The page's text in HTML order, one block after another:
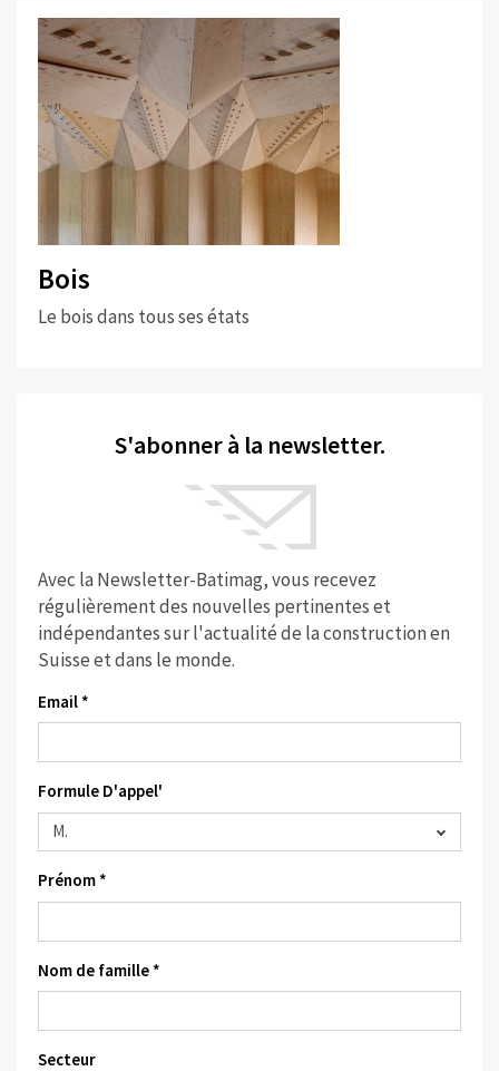
Bois
Le bois dans tous ses états
S'abonner à la newsletter.
Avec la Newsletter-Batimag, vous recevez
régulièrement des nouvelles pertinentes et
indépendantes sur l'actualité de la construction en
Suisse et dans le monde.
Email *
Formule D'appel'
Prénom *
Nom de famille *
Secteur